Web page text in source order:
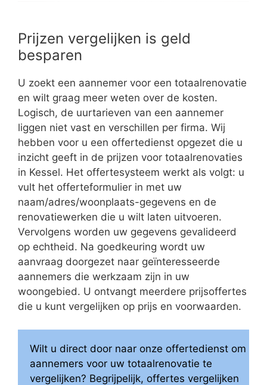
Prijzen vergelijken is geld
besparen
U zoekt een aannemer voor een totaalrenovatie
en wilt graag meer weten over de kosten.
Logisch, de uurtarieven van een aannemer
liggen niet vast en verschillen per firma. Wij
hebben voor u een offertedienst opgezet die u
inzicht geeft in de prijzen voor totaalrenovaties
in Kessel. Het offertesysteem werkt als volgt: u
vult het offerteformulier in met uw
naam/adres/woonplaats-gegevens en de
renovatiewerken die u wilt laten uitvoeren.
Vervolgens worden uw gegevens gevalideerd
op echtheid. Na goedkeuring wordt uw
aanvraag doorgezet naar geïnteresseerde
aannemers die werkzaam zijn in uw
woongebied. U ontvangt meerdere prijsoffertes
die u kunt vergelijken op prijs en voorwaarden.
Wilt u direct door naar onze offertedienst om
aannemers voor uw totaalrenovatie te
vergelijken? Begrijpelijk, offertes vergelijken